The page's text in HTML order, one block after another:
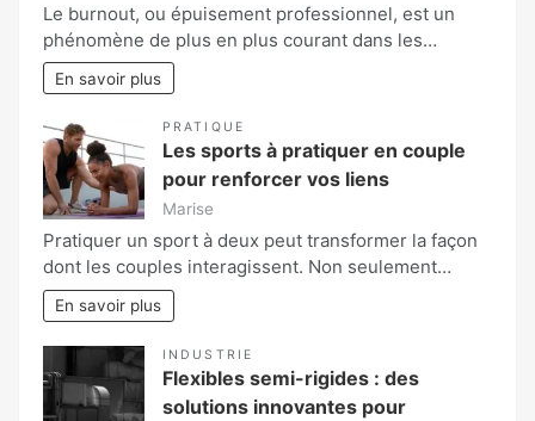
Le burnout, ou épuisement professionnel, est un
phénomène de plus en plus courant dans les…
En savoir plus
PRATIQUE
Les sports à pratiquer en couple
pour renforcer vos liens
Marise
Pratiquer un sport à deux peut transformer la façon
dont les couples interagissent. Non seulement…
En savoir plus
INDUSTRIE
Flexibles semi-rigides : des
solutions innovantes pour